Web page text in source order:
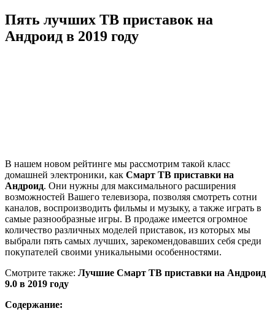
Пять лучших ТВ приставок на
Андроид в 2019 году
В нашем новом рейтинге мы рассмотрим такой класс
домашней электроники, как Смарт ТВ приставки на
Андроид. Они нужны для максимального расширения
возможностей Вашего телевизора, позволяя смотреть сотни
каналов, воспроизводить фильмы и музыку, а также играть в
самые разнообразные игры. В продаже имеется огромное
количество различных моделей приставок, из которых мы
выбрали пять самых лучших, зарекомендовавших себя среди
покупателей своими уникальными особенностями.
Смотрите также: Лучшие Смарт ТВ приставки на Андроид
9.0 в 2019 году
Содержание: